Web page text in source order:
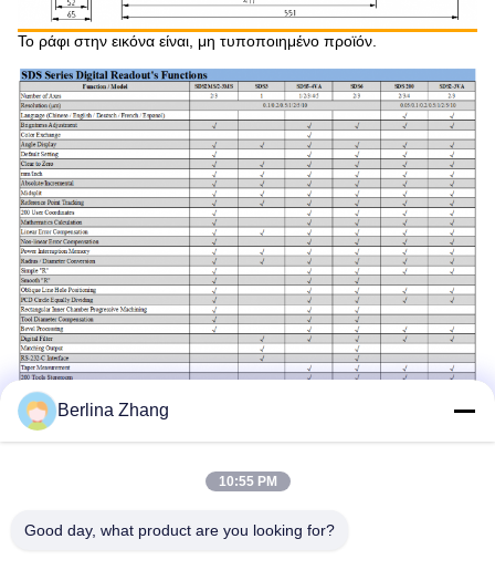
Το ράφι στην εικόνα είναι, μη τυποποιημένο προϊόν.
Berlina Zhang
10:55 PM
Good day, what product are you looking for?